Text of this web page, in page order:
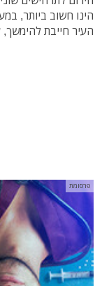
הינו חשוב ביותר,
העיר חייבת להימשך,
פרסומת